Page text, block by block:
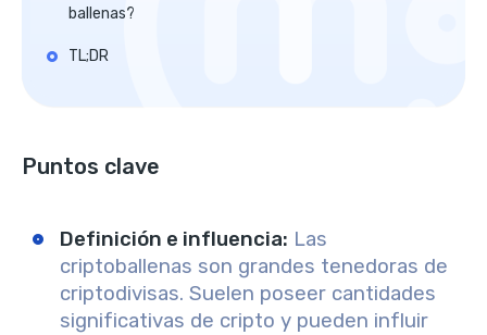
ballenas?
TL;DR
Puntos clave
Definición e influencia: Las
criptoballenas son grandes tenedoras de
criptodivisas. Suelen poseer cantidades
significativas de cripto y pueden influir